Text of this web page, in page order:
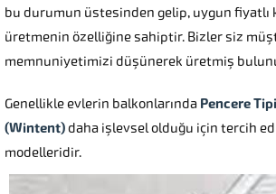
bu durumun üstesinden gelip, uygun fiyatlı
üretmenin özelliğine sahiptir. Bizler siz
memnuniyetimizi düşünerek üretmiş
Genellikle evlerin balkonlarında Pencere
(Wintent)daha işlevsel olduğu için tercih
modelleridir.